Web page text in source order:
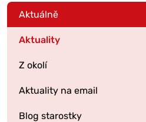
Aktuálně
Aktuality
Z okolí
Aktuality na email
Blog starostky